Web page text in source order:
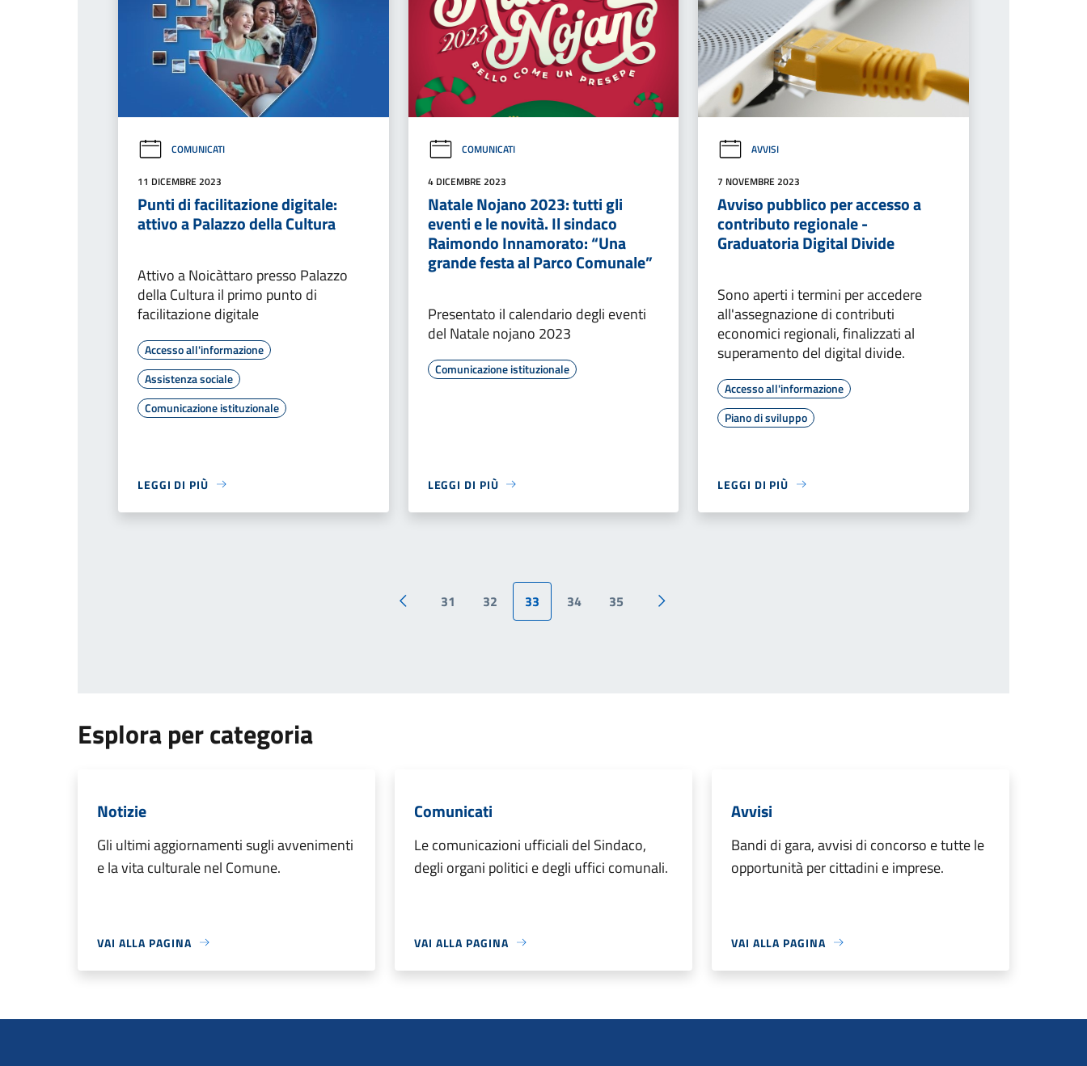
COMUNICATI
11 DICEMBRE 2023
Punti di facilitazione digitale:
attivo a Palazzo della Cultura
Attivo a Noicàttaro presso Palazzo
della Cultura il primo punto di
facilitazione digitale
Accesso all'informazione
Assistenza sociale
Comunicazione istituzionale
LEGGI DI PIÙ
COMUNICATI
4 DICEMBRE 2023
Natale Nojano 2023: tutti gli
eventi e le novità. Il sindaco
Raimondo Innamorato: “Una
grande festa al Parco Comunale”
Presentato il calendario degli eventi
del Natale nojano 2023
Comunicazione istituzionale
LEGGI DI PIÙ
AVVISI
7 NOVEMBRE 2023
Avviso pubblico per accesso a
contributo regionale -
Graduatoria Digital Divide
Sono aperti i termini per accedere
all'assegnazione di contributi
economici regionali, finalizzati al
superamento del digital divide.
Accesso all'informazione
Piano di sviluppo
LEGGI DI PIÙ
Pagina precedente
31 32 33 34 35
Pagina successiva
Esplora per categoria
Notizie
Gli ultimi aggiornamenti sugli avvenimenti
e la vita culturale nel Comune.
VAI ALLA PAGINA
Comunicati
Le comunicazioni ufficiali del Sindaco,
degli organi politici e degli uffici comunali.
VAI ALLA PAGINA
Avvisi
Bandi di gara, avvisi di concorso e tutte le
opportunità per cittadini e imprese.
VAI ALLA PAGINA